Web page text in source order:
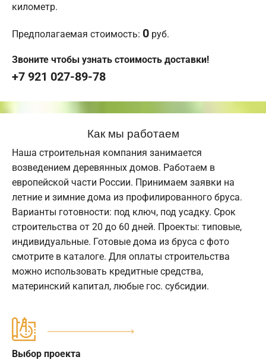
километр.
Предполагаемая стоимость: 0 руб.
Звоните чтобы узнать стоимость доставки!
+7 921 027-89-78
Как мы работаем
Наша строительная компания занимается
возведением деревянных домов. Работаем в
европейской части России. Принимаем заявки на
летние и зимние дома из профилированного бруса.
Варианты готовности: под ключ, под усадку. Срок
строительства от 20 до 60 дней. Проекты: типовые,
индивидуальные. Готовые дома из бруса с фото
смотрите в каталоге. Для оплаты строительства
можно использовать кредитные средства,
материнский капитал, любые гос. субсидии.
Выбор проекта